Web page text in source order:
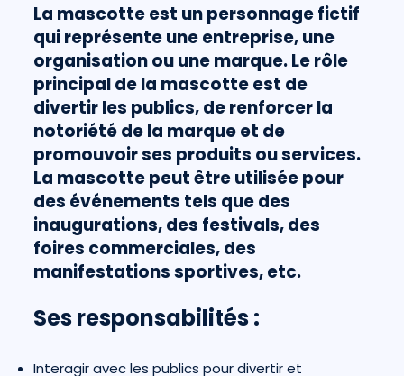
La mascotte est un personnage fictif
qui représente une entreprise, une
organisation ou une marque. Le rôle
principal de la mascotte est de
divertir les publics, de renforcer la
notoriété de la marque et de
promouvoir ses produits ou services.
La mascotte peut être utilisée pour
des événements tels que des
inaugurations, des festivals, des
foires commerciales, des
manifestations sportives, etc.
Ses responsabilités :
Interagir avec les publics pour divertir et